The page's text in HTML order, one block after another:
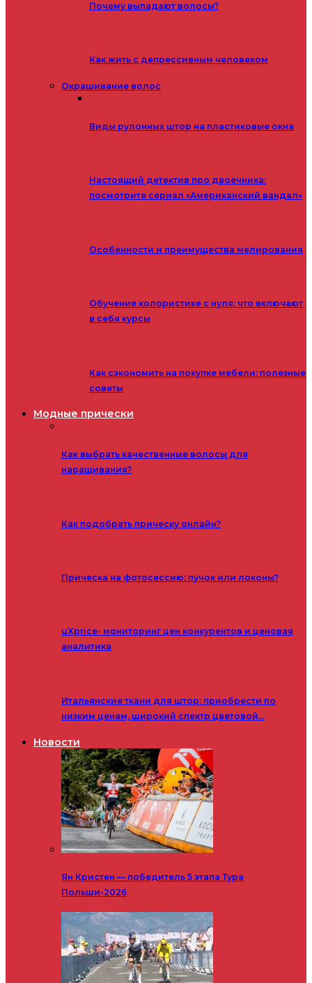
Почему выпадают волосы?
Как жить с депрессивным человеком
Окрашивание волос
Виды рулонных штор на пластиковые окна
Настоящий детектив про двоечника:
посмотрите сериал «Американский вандал»
Особенности и преимущества мелирования
Обучение колористике с нуля: что включают
в себя курсы
Как сэкономить на покупке мебели: полезные
советы
Модные прически
Как выбрать качественные волосы для
наращивания?
Как подобрать прическу онлайн?
Прическа на фотосессию: пучок или локоны?
uXprice- мониторинг цен конкурентов и ценовая
аналитика
Итальянские ткани для штор: приобрести по
низким ценам, широкий спектр цветовой…
Новости
Ян Кристен — победитель 5 этапа Тура
Польши-2026